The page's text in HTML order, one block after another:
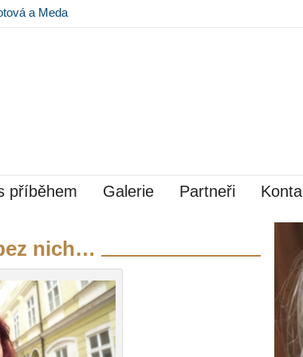
a Meda
příběhem Galerie Partneři
nich…